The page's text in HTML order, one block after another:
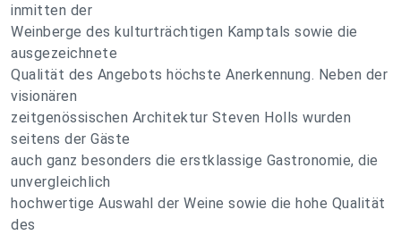
inmitten der
Weinberge des kulturträchtigen Kamptals sowie die
ausgezeichnete
Qualität des Angebots höchste Anerkennung. Neben der
visionären
zeitgenössischen Architektur Steven Holls wurden
seitens der Gäste
auch ganz besonders die erstklassige Gastronomie, die
unvergleichlich
hochwertige Auswahl der Weine sowie die hohe Qualität
des